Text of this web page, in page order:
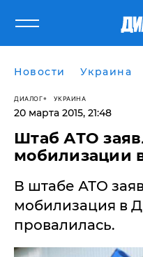
Новости Украина
ДИАЛОГ УКРАИНА
20 марта 2015, 21:48
Штаб АТО
мобилизации
В штабе АТО
мобилизация в
провалилась.